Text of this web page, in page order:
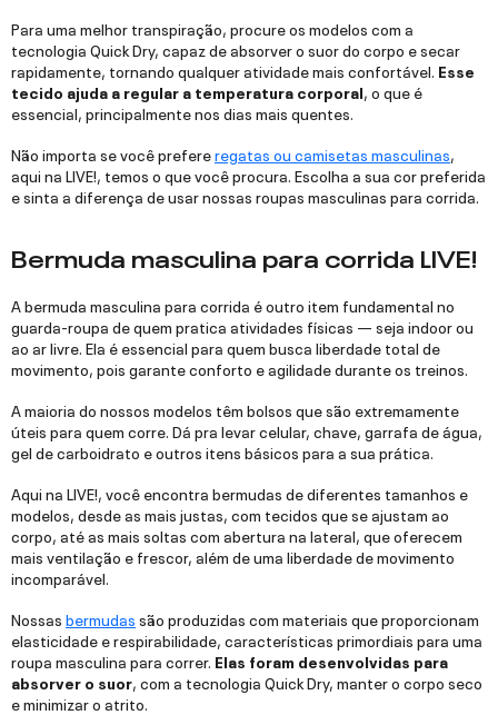
Para uma melhor transpiração, procure os modelos com a
tecnologia Quick Dry, capaz de absorver o suor do corpo e secar
rapidamente, tornando qualquer atividade mais confortável. Esse
tecido ajuda a regular a temperatura corporal, o que é
essencial, principalmente nos dias mais quentes.
Não importa se você prefereregatas ou camisetas masculinas,
aqui na LIVE!, temos o que você procura. Escolha a sua cor preferida
e sinta a diferença de usar nossas roupas masculinas para corrida.
Bermuda masculina para corrida LIVE!
A bermuda masculina para corrida é outro item fundamental no
guarda-roupa de quem pratica atividades físicas — seja indoor ou
ao ar livre. Ela é essencial para quem busca liberdade total de
movimento, pois garante conforto e agilidade durante os treinos.
A maioria do nossos modelos têm bolsos que são extremamente
úteis para quem corre. Dá pra levar celular, chave, garrafa de água,
gel de carboidrato e outros itens básicos para a sua prática.
Aqui na LIVE!, você encontra bermudas de diferentes tamanhos e
modelos, desde as mais justas, com tecidos que se ajustam ao
corpo, até as mais soltas com abertura na lateral, que oferecem
mais ventilação e frescor, além de uma liberdade de movimento
incomparável.
Nossas bermudas são produzidas com materiais que proporcionam
elasticidade e respirabilidade, características primordiais para uma
roupa masculina para correr. Elas foram desenvolvidas para
absorver o suor, com a tecnologia Quick Dry, manter o corpo seco
e minimizar o atrito.